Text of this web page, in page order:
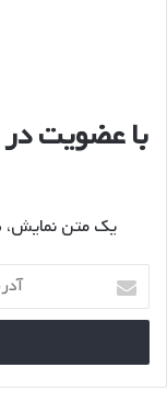
با عضویت در
یک متن
آدرس
ایمیل
خود
را
کنید